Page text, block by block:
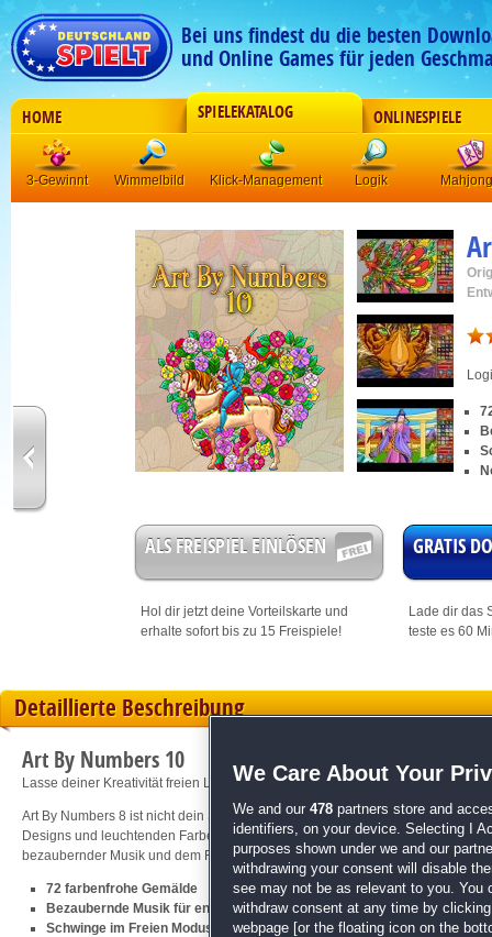
Bei uns findest du die besten
und Online Games für jeden
HOME SPIELEKATALOG ONLINESPIELE
3-Gewinnt Wimmelbild Klick-Management Logik Mahjong
ALS FREISPIEL EINLÖSEN
Hol dir jetzt deine Vorteilskarte und
erhalte sofort bis zu 15 Freispiele!
GRATIS
Lade dir das
teste es 60
Detaillierte Beschreibung
Art By Numbers 10
Lasse deiner Kreativität freien Lauf
Art By Numbers 8 ist nicht dein Standard-Malspiel, es eröffnet dir eine ganze
Designs und leuchtenden Farben! Nimm den Pinsel in die Hand und lasse
bezaubernder Musik und dem Freien Modus warten erneut stundenlanger
72 farbenfrohe Gemälde
Bezaubernde Musik für entspannten Spielspaß
Schwinge im Freien Modus den Pinsel mit Farben deiner Wahl
We Care About Your
We and our 478 partners store and
identifiers, on your device. Selecting I
purposes shown under we and our
withdrawing your consent will disable
see may not be as relevant to you. You
withdraw consent at any time by
webpage [or the floating icon on the